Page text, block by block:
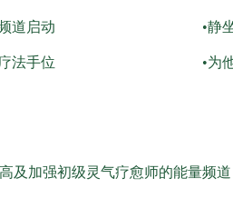
道启动 •静
法手位 •为
及加强初级灵气疗愈师的能量频